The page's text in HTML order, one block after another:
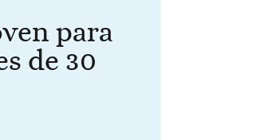
para
de 30